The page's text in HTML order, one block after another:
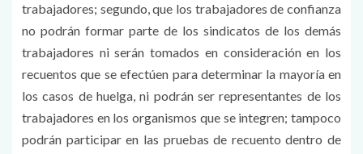
trabajadores; segundo, que los trabajadores de confianza
no podrán formar parte de los sindicatos de los demás
trabajadores ni serán tomados en consideración en los
recuentos que se efectúen para determinar la mayoría en
los casos de huelga, ni podrán ser representantes de los
trabajadores en los organismos que se integren; tampoco
podrán participar en las pruebas de recuento dentro de